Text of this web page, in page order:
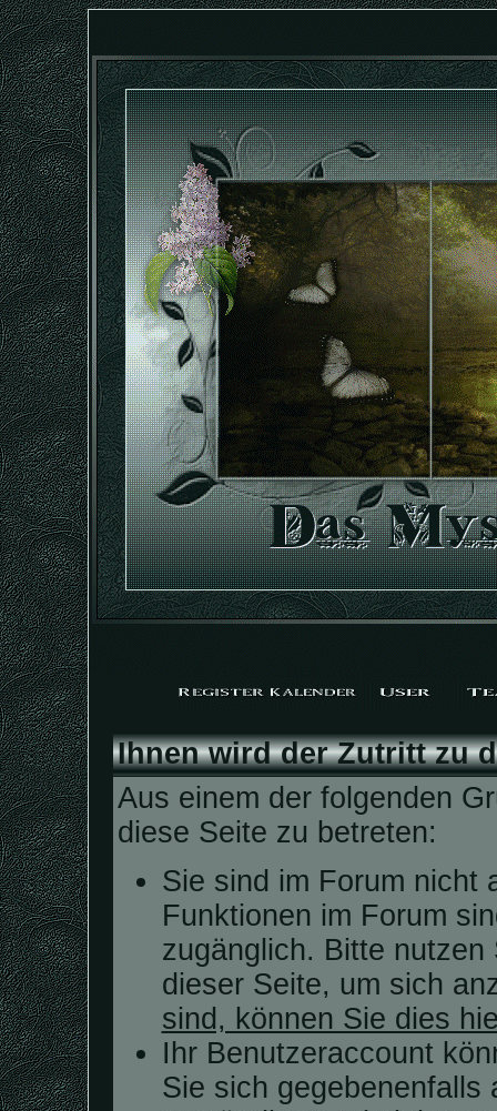
Ihnen wird der Zutritt zu
Aus einem der folgenden
diese Seite zu betreten:
Sie sind im Forum nicht
Funktionen im Forum
zugänglich. Bitte
dieser Seite, um sich
sind, können Sie dies
Ihr Benutzeraccount
Sie sich gegebenenfalls